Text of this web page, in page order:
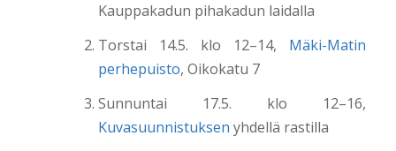
Kauppakadun pihakadun laidalla
Torstai 14.5. klo 12–14, Mäki-Matin
perhepuisto, Oikokatu 7
Sunnuntai 17.5. klo 12–16,
Kuvasuunnistuksen yhdellä rastilla